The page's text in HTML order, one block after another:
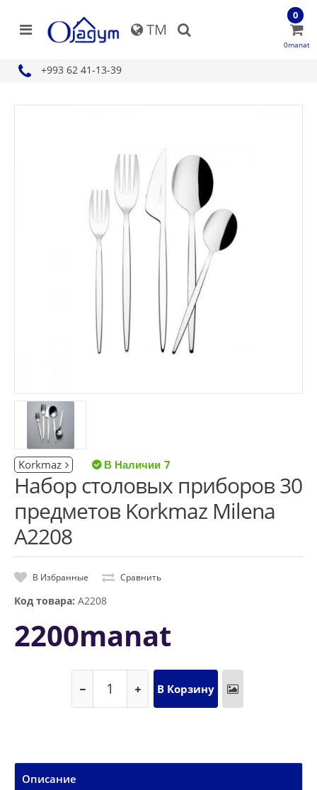
TM
+993 62 41-13-39
0
0manat
Korkmaz 7
Набор столовых приборов 30
предметов Korkmaz Milena
A2208
В Избранные Сравнить
Код товара: A2208
2200manat
Описание